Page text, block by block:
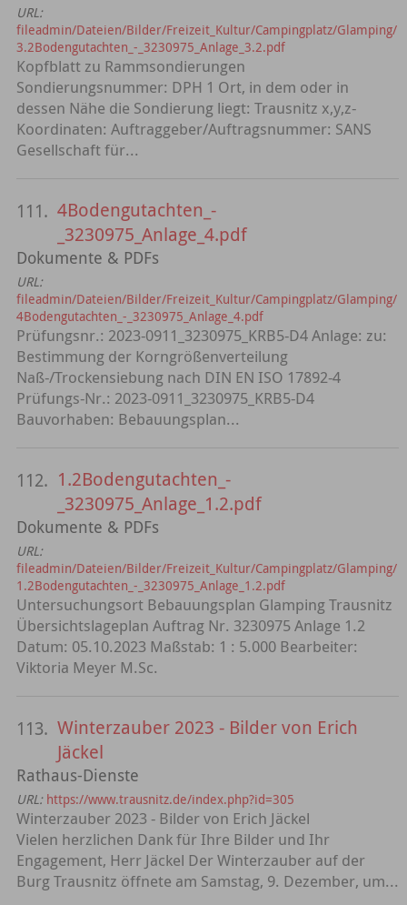
URL:
fileadmin/Dateien/Bilder/Freizeit_Kultur/Campingplatz/Glamping/
3.2Bodengutachten_-_3230975_Anlage_3.2.pdf
Kopfblatt zu Rammsondierungen
Sondierungsnummer: DPH 1 Ort, in dem oder in
dessen Nähe die Sondierung liegt: Trausnitz x,y,z-
Koordinaten: Auftraggeber/Auftragsnummer: SANS
Gesellschaft für...
111. 4Bodengutachten_-
_3230975_Anlage_4.pdf
Dokumente & PDFs
URL:
fileadmin/Dateien/Bilder/Freizeit_Kultur/Campingplatz/Glamping/
4Bodengutachten_-_3230975_Anlage_4.pdf
Prüfungsnr.: 2023-0911_3230975_KRB5-D4 Anlage: zu:
Bestimmung der Korngrößenverteilung
Naß-/Trockensiebung nach DIN EN ISO 17892-4
Prüfungs-Nr.: 2023-0911_3230975_KRB5-D4
Bauvorhaben: Bebauungsplan...
112. 1.2Bodengutachten_-
_3230975_Anlage_1.2.pdf
Dokumente & PDFs
URL:
fileadmin/Dateien/Bilder/Freizeit_Kultur/Campingplatz/Glamping/
1.2Bodengutachten_-_3230975_Anlage_1.2.pdf
Untersuchungsort Bebauungsplan Glamping Trausnitz
Übersichtslageplan Auftrag Nr. 3230975 Anlage 1.2
Datum: 05.10.2023 Maßstab: 1 : 5.000 Bearbeiter:
Viktoria Meyer M.Sc.
113. Winterzauber 2023 - Bilder von Erich
Jäckel
Rathaus-Dienste
URL: https://www.trausnitz.de/index.php?id=305
Winterzauber 2023 - Bilder von Erich Jäckel
Vielen herzlichen Dank für Ihre Bilder und Ihr
Engagement, Herr Jäckel Der Winterzauber auf der
Burg Trausnitz öffnete am Samstag, 9. Dezember, um...